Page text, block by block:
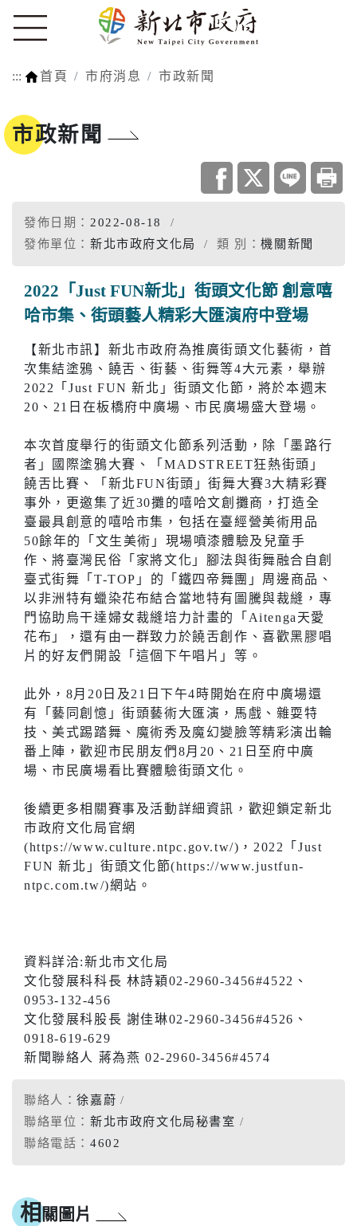
::: 首頁 市府消息 市政新聞
市政新聞
發佈日期： 2022-08-18
發佈單位： 新北市政府文化局 類 別：機關新聞
2022「Just FUN新北」街頭文化節 創意嘻
哈市集、街頭藝人精彩大匯演府中登場
【新北市訊】新北市政府為推廣街頭文化藝術，首
次集結塗鴉、饒舌、街藝、街舞等4大元素，舉辦
2022「Just FUN 新北」街頭文化節，將於本週末
20、21日在板橋府中廣場、市民廣場盛大登場。
本次首度舉行的街頭文化節系列活動，除「墨路行
者」國際塗鴉大賽、「MADSTREET狂熱街頭」
饒舌比賽、「新北FUN街頭」街舞大賽3大精彩賽
事外，更邀集了近30攤的嘻哈文創攤商，打造全
臺最具創意的嘻哈市集，包括在臺經營美術用品
50餘年的「文生美術」現場噴漆體驗及兒童手
作、將臺灣民俗「家將文化」腳法與街舞融合自創
臺式街舞「T-TOP」的「鐵四帝舞團」周邊商品、
以非洲特有蠟染花布結合當地特有圖騰與裁縫，專
門協助烏干達婦女裁縫培力計畫的「Aitenga天愛
花布」，還有由一群致力於饒舌創作、喜歡黑膠唱
片的好友們開設「這個下午唱片」等。
此外，8月20日及21日下午4時開始在府中廣場還
有「藝同創憶」街頭藝術大匯演，馬戲、雜耍特
技、美式踢踏舞、魔術秀及魔幻變臉等精彩演出輪
番上陣，歡迎市民朋友們8月20、21日至府中廣
場、市民廣場看比賽體驗街頭文化。
後續更多相關賽事及活動詳細資訊，歡迎鎖定新北
市政府文化局官網
(https://www.culture.ntpc.gov.tw/)，2022「Just
FUN 新北」街頭文化節(https://www.justfun-
ntpc.com.tw/)網站。
資料詳洽:新北市文化局
文化發展科科長 林詩穎02-2960-3456#4522、
0953-132-456
文化發展科股長 謝佳琳02-2960-3456#4526、
0918-619-629
新聞聯絡人 蔣為燕 02-2960-3456#4574
聯絡人：徐嘉蔚
聯絡單位： 新北市政府文化局秘書室
聯絡電話： 4602
相 關圖片